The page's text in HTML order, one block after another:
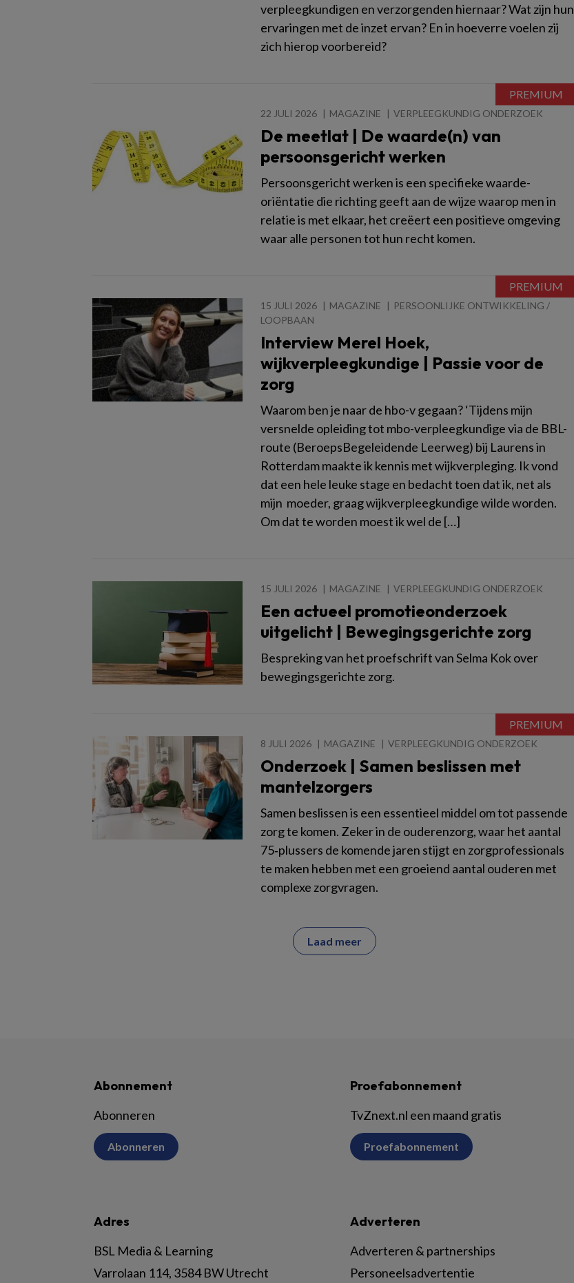
verpleegkundigen en verzorgenden hiernaar? Wat zijn hun
ervaringen met de inzet ervan? En in hoeverre voelen zij
zich hierop voorbereid?
22 JULI 2026 MAGAZINE VERPLEEGKUNDIG ONDERZOEK
De meetlat | De waarde(n) van
persoonsgericht werken
Persoonsgericht werken is een specifieke waarde-
oriëntatie die richting geeft aan de wijze waarop men in
relatie is met elkaar, het creëert een positieve omgeving
waar alle personen tot hun recht komen.
15 JULI 2026 MAGAZINE
PERSOONLIJKE ONTWIKKELING /
LOOPBAAN
Interview Merel Hoek,
wijkverpleegkundige | Passie voor de
zorg
Waarom ben je naar de hbo-v gegaan? ‘Tijdens mijn
versnelde opleiding tot mbo-verpleegkundige via de BBL-
route (BeroepsBegeleidende Leerweg) bij Laurens in
Rotterdam maakte ik kennis met wijkverpleging. Ik vond
dat een hele leuke stage en bedacht toen dat ik, net als
mijn moeder, graag wijkverpleegkundige wilde worden.
Om dat te worden moest ik wel de […]
15 JULI 2026 MAGAZINE VERPLEEGKUNDIG ONDERZOEK
Een actueel promotieonderzoek
uitgelicht | Bewegingsgerichte zorg
Bespreking van het proefschrift van Selma Kok over
bewegingsgerichte zorg.
8 JULI 2026 MAGAZINE VERPLEEGKUNDIG ONDERZOEK
Onderzoek | Samen beslissen met
mantelzorgers
Samen beslissen is een essentieel middel om tot passende
zorg te komen. Zeker in de ouderenzorg, waar het aantal
75‑plussers de komende jaren stijgt en zorgprofessionals
te maken hebben met een groeiend aantal ouderen met
complexe zorgvragen.
Laad meer
Abonnement
Abonneren
Abonneren
Proefabonnement
TvZnext.nl een maand gratis
Proefabonnement
Adres
BSL Media & Learning
Varrolaan 114, 3584 BW Utrecht
Adverteren
Adverteren & partnerships
Personeelsadvertentie